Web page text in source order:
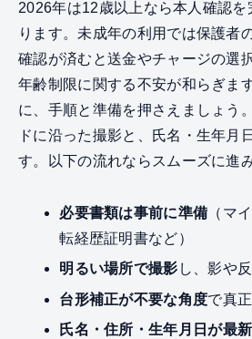
2026年は12歳以上なら本人確認
ります。未成年の利用では保護者
確認が済むと送金やチャージの選
年齢制限に関する不安が和らぎま
に、手順と準備を押さえましょう
ドに沿った撮影と、氏名・生年月
す。以下の流れならスムーズに進
必要書類は事前に準備 （マ
転経歴証明書など）
明るい場所で撮影 し、影や
台形補正が不要な角度で真
氏名・住所・生年月日が最新